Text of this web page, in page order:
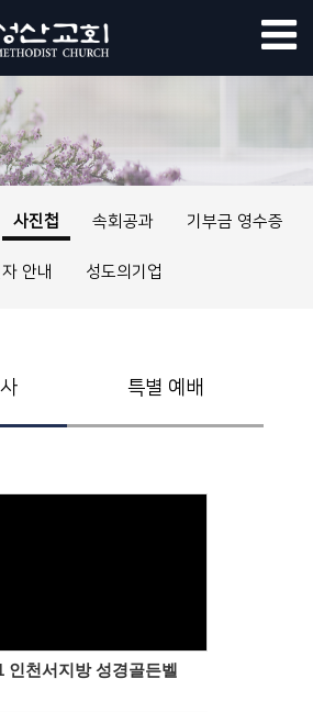
사진첩 속회공과 기부금 영수증
안내 성도의기업
특별 예배
인천서지방 성경골든벨